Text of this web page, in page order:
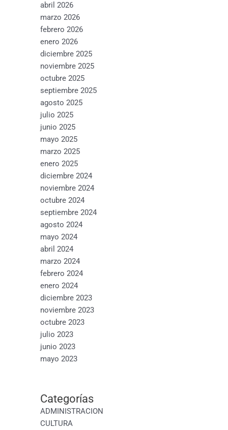
abril 2026
marzo 2026
febrero 2026
enero 2026
diciembre 2025
noviembre 2025
octubre 2025
septiembre 2025
agosto 2025
julio 2025
junio 2025
mayo 2025
marzo 2025
enero 2025
diciembre 2024
noviembre 2024
octubre 2024
septiembre 2024
agosto 2024
mayo 2024
abril 2024
marzo 2024
febrero 2024
enero 2024
diciembre 2023
noviembre 2023
octubre 2023
julio 2023
junio 2023
mayo 2023
Categorías
ADMINISTRACION
CULTURA